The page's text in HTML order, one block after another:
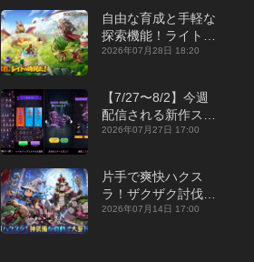
自由な育成と手軽な
探索機能！ライトカ
ジュアルMMORPG
P】
2026年07月28日 18:20
【7/27〜8/2】今週
配信される新作スマ
ホゲームをまとめて
2026年07月27日 17:00
片手で爽快ハクス
ラ！ザクザク討伐し
て神装備を集める放
2026年07月14日 17:00